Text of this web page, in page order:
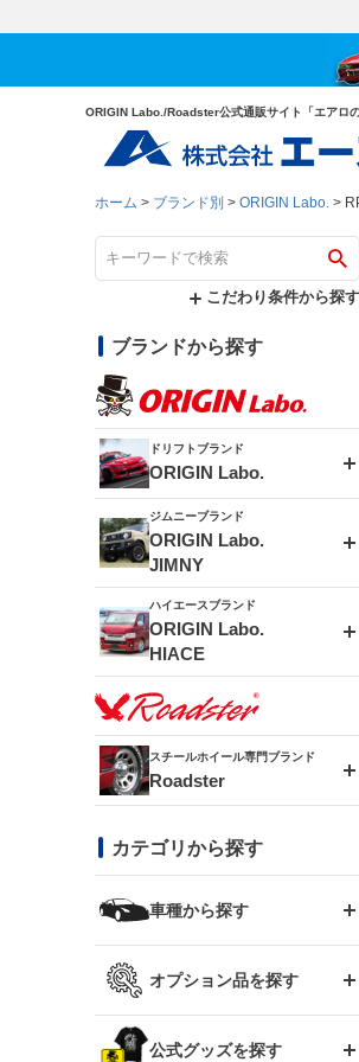
ORIGIN Labo./Roadster公式通販サイト「エアロの
ホーム ブランド別 ORIGIN Labo.
こだわり条件から探す
ブランドから探す
ドリフトブランド
ORIGIN Labo.
エアロシリーズ
ドリフトライン
風神(180SX)
雷神(S15)
龍神(チェイサー)
レーシングライン
アタックライン
ストリームライン
フロントフェンダー
リアフェンダー
ブラッシュフェンダー
コンバットアイ
GTウイング
リアウイング
ルーフウイング
ジムニーブランド
ORIGIN Labo.
JIMNY
アルミホイール
MUD-ZEUS
アルミホイール
MUD-SR7
MUD-S7
ボンネット
フェンダー
サイドパーツ
ハイエースブランド
ORIGIN Labo.
HIACE
エアロシリーズ
LUX MODEL SP
LUX MODEL
RUGGER MODEL
GROUND MODEL
オーバーフェンダー
リアウイング
スムージングバンパー
ワイパーガード
スチールホイール専門ブランド
Roadster
DAYTONA-RS
DAYTONA-RS NEO
まつど家 鉄漢
カテゴリから探す
車種から探す
トヨタ
スズキ
オプション品を探す
GTウイング用ラダー
公式グッズを探す